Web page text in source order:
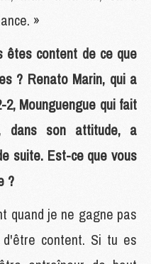
»
êtes content de ce que
? Renato Marin, qui a
Mounguengue qui fait
dans son attitude, a
suite. Est-ce que vous
?
quand je ne gagne pas
content. Si tu es